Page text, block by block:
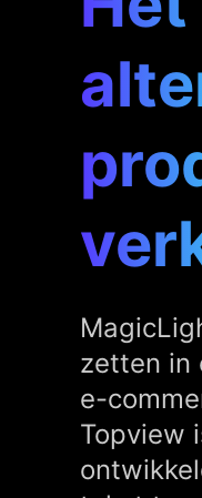
zetten in
e-
Topview